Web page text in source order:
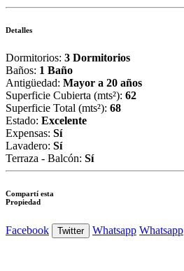
Detalles
Dormitorios: 3 Dormitorios
Baños: 1 Baño
Antigüedad: Mayor a 20 años
Superficie Cubierta (mts²): 62
Superficie Total (mts²): 68
Estado: Excelente
Expensas: Sí
Lavadero: Sí
Terraza - Balcón: Sí
Compartí esta
Propiedad
Facebook Twitter Whatsapp Whatsapp